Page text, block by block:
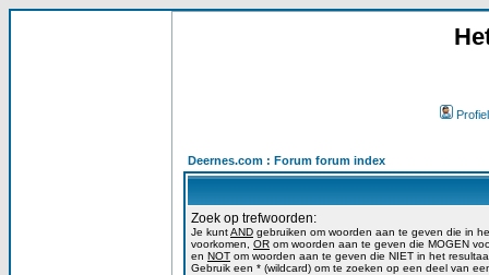
Profiel
Deernes.com : Forum forum index
Zoek op trefwoorden:
Je kuntAND gebruiken om woorden aan te geven die in
voorkomen, OR om woorden aan te geven die MOGEN
en NOT om woorden aan te geven die NIET in het
Gebruik een * (wildcard) om te zoeken op een deel van